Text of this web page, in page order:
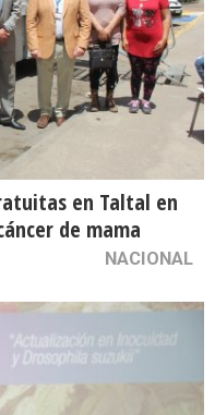
en Taltal en
de mama
NACIONAL